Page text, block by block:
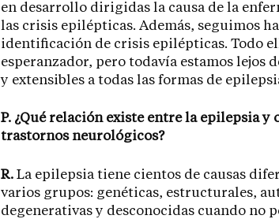
en desarrollo dirigidas la causa de la
las crisis epilépticas. Además, seguimos
identificación de crisis epilépticas. Todo
esperanzador, pero todavía estamos lejos
y extensibles a todas las formas de
P. ¿Qué relación existe entre la epilepsia y
trastornos neurológicos?
R. La epilepsia tiene cientos de causas
varios grupos: genéticas, estructurales,
degenerativas y desconocidas cuando no